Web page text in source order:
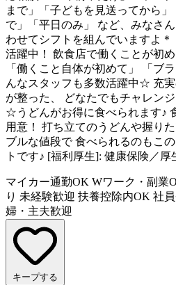
まで」「子どもを見送ってから
で」「平日のみ」 など、みなさ
わせてシフトを組んでいますよ
活躍中！ 飲食店で働くことが初
「働くこと自体が初めて」 「ブ
んなスタッフも多数活躍中☆ 充
が整った、 どなたでもチャレン
☆うどんがお得に食べられます♪
用意！ 打ち立てのうどんや握り
ブルな値段で 食べられるのもこ
トです♪ [福利厚生]: 健康保険／厚
マイカー通勤OK Wワーク・副業
り 未経験歓迎 扶養控除内OK 社
婦・主夫歓迎
キープする